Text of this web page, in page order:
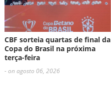
CBF sorteia quartas de final da
Copa do Brasil na próxima
terça-feira
- on agosto 06, 2026